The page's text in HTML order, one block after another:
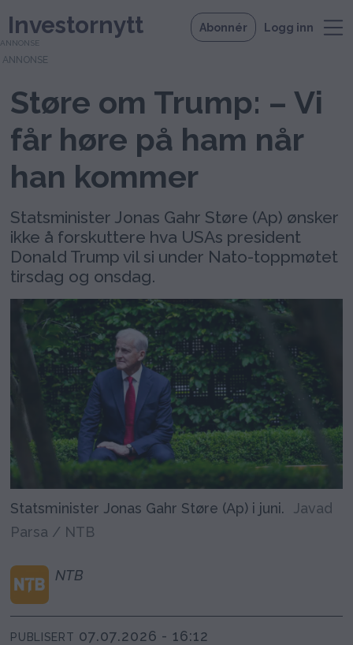
Investornytt Abonnér Logg inn
ANNONSE
Støre om Trump: – Vi
får høre på ham når
han kommer
Statsminister Jonas Gahr Støre (Ap) ønsker
ikke å forskuttere hva USAs president
Donald Trump vil si under Nato-toppmøtet
tirsdag og onsdag.
Statsminister Jonas Gahr Støre (Ap) i juni.
Javad
Parsa / NTB
NTB
PUBLISERT 07.07.2026 - 16:12